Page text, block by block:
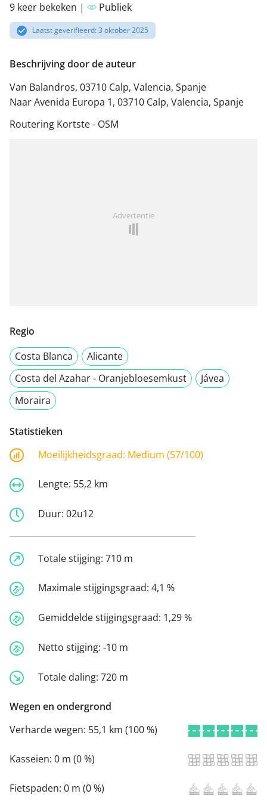
9 keer bekeken | Publiek
Laatst geverifieerd: 3 oktober 2025
Beschrijving door de auteur
Van Balandros, 03710 Calp, Valencia, Spanje
Naar Avenida Europa 1, 03710 Calp, Valencia, Spanje
Routering Kortste - OSM
Advertentie
Regio
Costa Blanca
Alicante
Costa del Azahar - Oranjebloesemkust
Jávea
Moraira
Statistieken
Moeilijkheidsgraad: Medium (57/100)
Lengte: 55,2 km
Duur: 02u12
Totale stijging: 710 m
Maximale stijgingsgraad: 4,1 %
Gemiddelde stijgingsgraad: 1,29 %
Netto stijging: -10 m
Totale daling: 720 m
Wegen en ondergrond
Verharde wegen: 55,1 km (100 %)
Kasseien: 0 m (0 %)
Fietspaden: 0 m (0 %)